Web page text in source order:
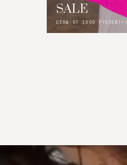
SALE
ЦЕНЫ ОТ 1000 РУБЛЕЙ!!!